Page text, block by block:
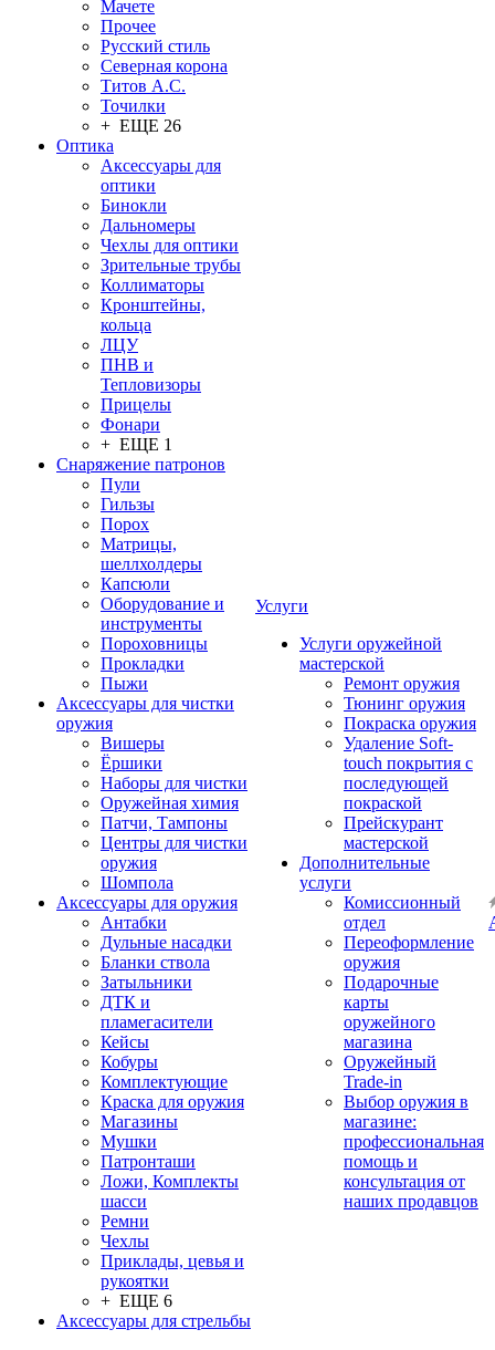
Мачете
Прочее
Русский стиль
Северная корона
Титов А.С.
Точилки
+ ЕЩЕ 26
Оптика
Аксессуары для
оптики
Бинокли
Дальномеры
Чехлы для оптики
Зрительные трубы
Коллиматоры
Кронштейны,
кольца
ЛЦУ
ПНВ и
Тепловизоры
Прицелы
Фонари
+ ЕЩЕ 1
Снаряжение патронов
Пули
Гильзы
Порох
Матрицы,
шеллхолдеры
Капсюли
Оборудование и
инструменты
Пороховницы
Прокладки
Пыжи
Аксессуары для чистки
оружия
Вишеры
Ёршики
Наборы для чистки
Оружейная химия
Патчи, Тампоны
Центры для чистки
оружия
Шомпола
Аксессуары для оружия
Антабки
Дульные насадки
Бланки ствола
Затыльники
ДТК и
пламегасители
Кейсы
Кобуры
Комплектующие
Краска для оружия
Магазины
Мушки
Патронташи
Ложи, Комплекты
шасси
Ремни
Чехлы
Приклады, цевья и
рукоятки
+ ЕЩЕ 6
Аксессуары для стрельбы
Услуги
Услуги оружейной
мастерской
Ремонт оружия
Тюнинг оружия
Покраска оружия
Удаление Soft-
touch покрытия с
последующей
покраской
Прейскурант
мастерской
Дополнительные
услуги
Комиссионный
отдел
Переоформление
оружия
Подарочные
карты
оружейного
магазина
Оружейный
Trade-in
Выбор оружия в
магазине:
профессиональная
помощь и
консультация от
наших продавцов